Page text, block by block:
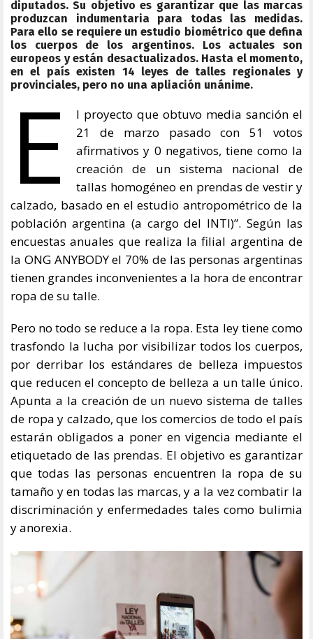
diputados. Su objetivo es garantizar que las marcas
produzcan indumentaria para todas las medidas.
Para ello se requiere un estudio biométrico que defina
los cuerpos de los argentinos. Los actuales son
europeos y están desactualizados. Hasta el momento,
en el país existen 14 leyes de talles regionales y
provinciales, pero no una apliación unánime.
E
l proyecto que obtuvo media sanción el
21 de marzo pasado con 51 votos
afirmativos y 0 negativos, tiene como la
creación de un sistema nacional de
tallas homogéneo en prendas de vestir y
calzado, basado en el estudio antropométrico de la
población argentina (a cargo del INTI)”. Según las
encuestas anuales que realiza la filial argentina de
la ONG ANYBODY el 70% de las personas argentinas
tienen grandes inconvenientes a la hora de encontrar
ropa de su talle.
Pero no todo se reduce a la ropa. Esta ley tiene como
trasfondo la lucha por visibilizar todos los cuerpos,
por derribar los estándares de belleza impuestos
que reducen el concepto de belleza a un talle único.
Apunta a la creación de un nuevo sistema de talles
de ropa y calzado, que los comercios de todo el país
estarán obligados a poner en vigencia mediante el
etiquetado de las prendas. El objetivo es garantizar
que todas las personas encuentren la ropa de su
tamaño y en todas las marcas, y a la vez combatir la
discriminación y enfermedades tales como bulimia
y anorexia.